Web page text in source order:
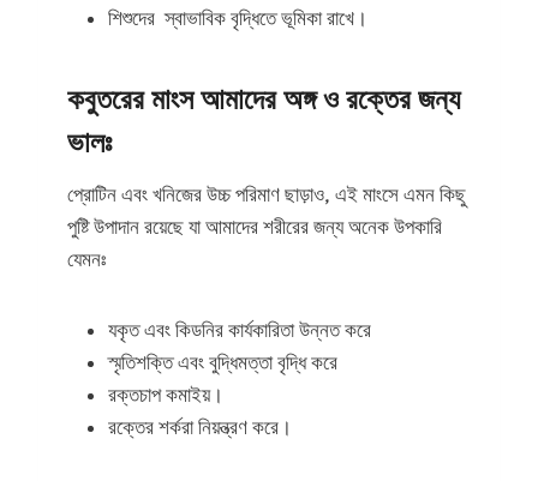
শিশুদের স্বাভাবিক বৃদ্ধিতে ভূমিকা রাখে।
কবুতরের মাংস আমাদের অঙ্গ ও রক্তের জন্য
ভালঃ
প্রোটিন এবং খনিজের উচ্চ পরিমাণ ছাড়াও, এই মাংসে এমন কিছু
পুষ্টি উপাদান রয়েছে যা আমাদের শরীরের জন্য অনেক উপকারি
যেমনঃ
যকৃত এবং কিডনির কার্যকারিতা উন্নত করে
স্মৃতিশক্তি এবং বুদ্ধিমত্তা বৃদ্ধি করে
রক্তচাপ কমাইয়।
রক্তের শর্করা নিয়ন্ত্রণ করে।